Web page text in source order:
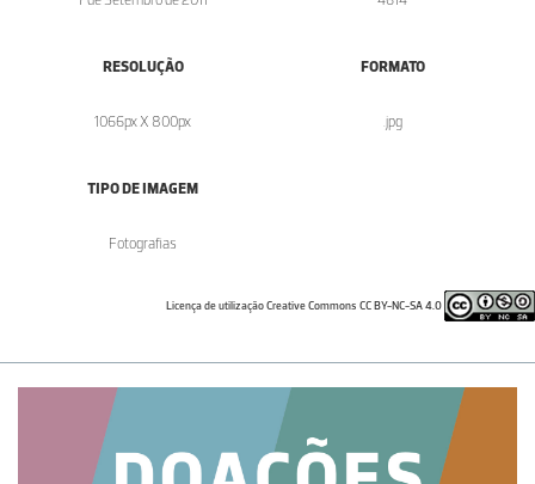
RESOLUÇÃO
1066px X 800px
FORMATO
.jpg
TIPO DE IMAGEM
Fotografias
Licença de utilização Creative Commons CC BY-NC-SA 4.0